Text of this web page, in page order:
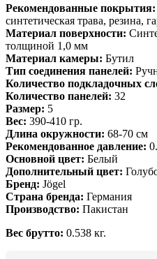
Рекомендованные покрытия:
синтетическая трава, резина,
Материал поверхности:
толщиной 1,0 мм
Материал камеры: Бутил
Тип соединения панелей:
Количество подкладочных
Количество панелей: 32
Размер: 5
Вес: 390-410 гр.
Длина окружности: 68-70 см
Рекомендованное давление:
Основной цвет: Белый
Дополнительный цвет:
Бренд: Jögel
Страна бренда: Германия
Производство: Пакистан
Вес брутто: 0.538 кг.